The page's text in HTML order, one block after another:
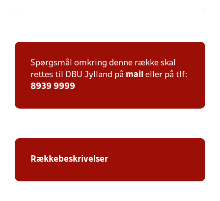
Spørgsmål omkring denne række skal
rettes til DBU Jylland på mail eller på tlf:
8939 9999
Rækkebeskrivelser